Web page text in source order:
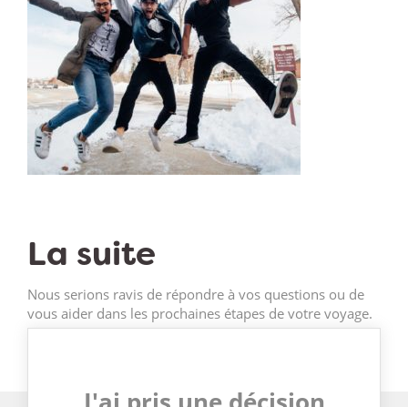
La suite
Nous serions ravis de répondre à vos questions ou de
vous aider dans les prochaines étapes de votre voyage.